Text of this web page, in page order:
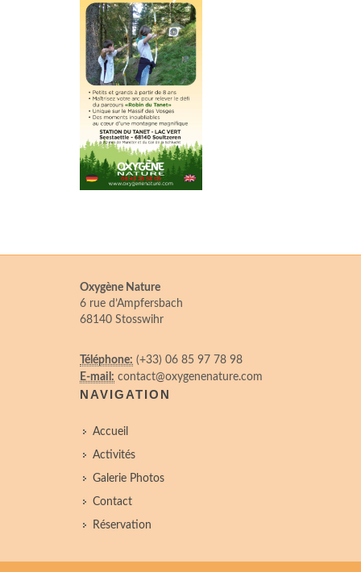
Oxygène Nature
6 rue d’Ampfersbach
68140 Stosswihr
Téléphone: (+33) 06 85 97 78 98
E-mail: contact@oxygenenature.com
NAVIGATION
Accueil
Activités
Galerie Photos
Contact
Réservation